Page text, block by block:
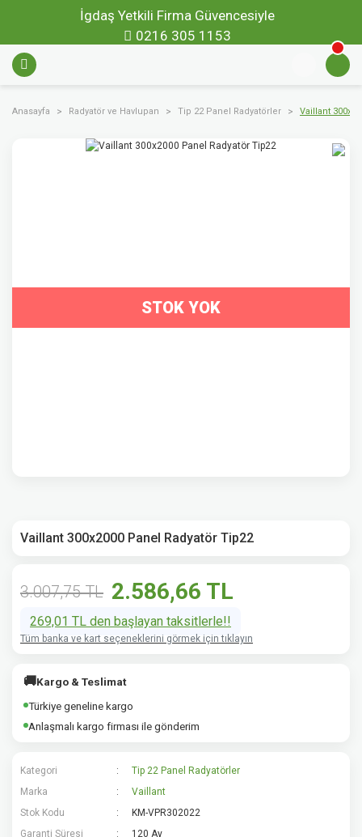
İgdaş Yetkili Firma Güvencesiyle
0216 305 1153
Anasayfa Radyatör ve Havlupan Tip 22 Panel Radyatörler Vaillant
STOK YOK
Vaillant 300x2000 Panel Radyatör Tip22
3.007,75 TL 2.586,66 TL
269,01 TL den başlayan taksitlerle!!
Tüm banka ve kart seçeneklerini görmek için tıklayın
🚚Kargo & Teslimat
Türkiye geneline kargo
Anlaşmalı kargo firması ile gönderim
Kategori
Tip 22 Panel Radyatörler
Marka
Vaillant
Stok Kodu
KM-VPR302022
Garanti Süresi
120 Ay